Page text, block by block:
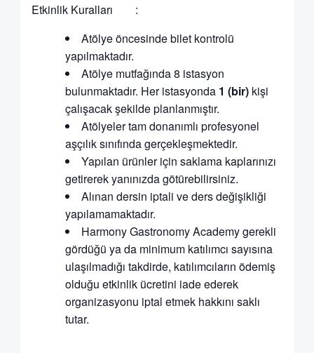
Etkinlik Kuralları :
Atölye öncesinde bilet kontrolü
yapılmaktadır.
Atölye mutfağında 8 istasyon
bulunmaktadır. Her istasyonda 1 (bir)kişi
çalışacak şekilde planlanmıştır.
Atölyeler tam donanımlı profesyonel
aşçılık sınıfında gerçekleşmektedir.
Yapılan ürünler için saklama kaplarınızı
getirerek yanınızda götürebilirsiniz.
Alınan dersin iptali ve ders değişikliği
yapılamamaktadır.
Harmony Gastronomy Academy gerekli
gördüğü ya da minimum katılımcı sayısına
ulaşılmadığı takdirde, katılımcıların ödemiş
olduğu etkinlik ücretini iade ederek
organizasyonu iptal etmek hakkını saklı
tutar.